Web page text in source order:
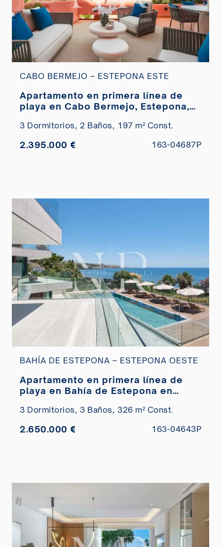
CABO BERMEJO – ESTEPONA ESTE
Apartamento en primera línea de
playa en Cabo Bermejo, Estepona,
3 Dormitorios, 2 Baños, 197 m² Const.
2.395.000 € 163-04687P
BAHÍA DE ESTEPONA – ESTEPONA OESTE
Apartamento en primera línea de
playa en Bahía de Estepona en
3 Dormitorios, 3 Baños, 326 m² Const.
2.650.000 € 163-04643P